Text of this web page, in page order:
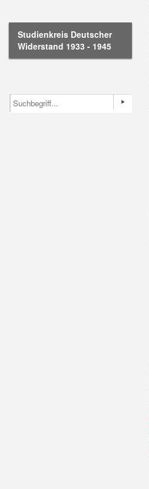
Studienkreis Deutscher
Widerstand 1933 - 1945